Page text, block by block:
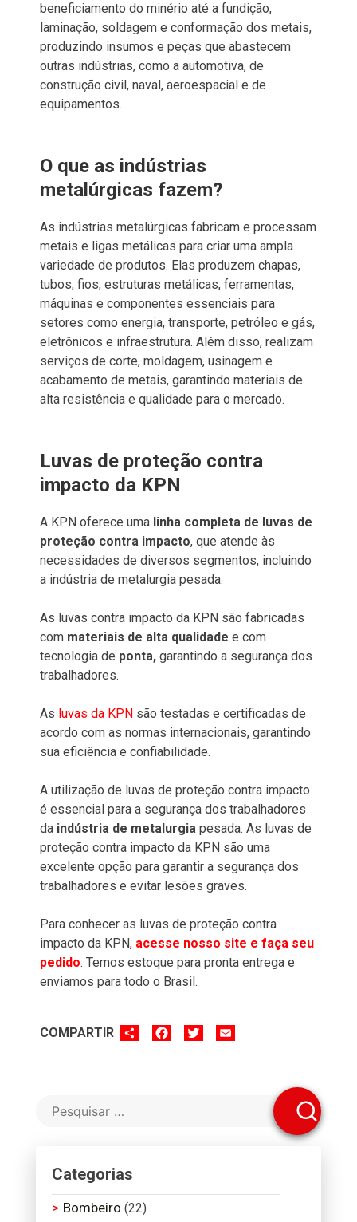
beneficiamento do minério até a fundição,
laminação, soldagem e conformação dos metais,
produzindo insumos e peças que abastecem
outras indústrias, como a automotiva, de
construção civil, naval, aeroespacial e de
equipamentos.
O que as indústrias
metalúrgicas fazem?
As indústrias metalúrgicas fabricam e processam
metais e ligas metálicas para criar uma ampla
variedade de produtos. Elas produzem chapas,
tubos, fios, estruturas metálicas, ferramentas,
máquinas e componentes essenciais para
setores como energia, transporte, petróleo e gás,
eletrônicos e infraestrutura. Além disso, realizam
serviços de corte, moldagem, usinagem e
acabamento de metais, garantindo materiais de
alta resistência e qualidade para o mercado.
Luvas de proteção contra
impacto da KPN
A KPN oferece uma linha completa de luvas de
proteção contra impacto, que atende às
necessidades de diversos segmentos, incluindo
a indústria de metalurgia pesada.
As luvas contra impacto da KPN são fabricadas
com materiais de alta qualidade e com
tecnologia de ponta, garantindo a segurança dos
trabalhadores.
As luvas da KPN são testadas e certificadas de
acordo com as normas internacionais, garantindo
sua eficiência e confiabilidade.
A utilização de luvas de proteção contra impacto
é essencial para a segurança dos trabalhadores
da indústria de metalurgia pesada. As luvas de
proteção contra impacto da KPN são uma
excelente opção para garantir a segurança dos
trabalhadores e evitar lesões graves.
Para conhecer as luvas de proteção contra
impacto da KPN, acesse nosso site e faça seu
pedido. Temos estoque para pronta entrega e
enviamos para todo o Brasil.
COMPARTIR SHARE FACEBOOKTWITTER
Categorias
Bombeiro (22)